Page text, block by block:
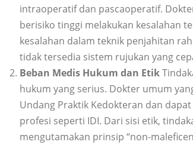
intraoperatif dan pascaoperatif.
berisiko tinggi melakukan kesalahan
kesalahan dalam teknik penjahitan
tidak tersedia sistem rujukan yang
Beban Medis Hukum dan Etik
hukum yang serius. Dokter umum
Undang Praktik Kedokteran dan
profesi seperti IDI. Dari sisi etik,
mengutamakan prinsip “non-